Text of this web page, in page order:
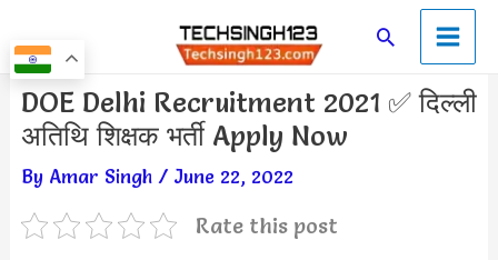
to
content
SearchMain
Menu
DOE Delhi Recruitment 2021 ✅ दिल्ली
अतिथि शिक्षक भर्ती Apply Now
By Amar Singh / June 22, 2022
Rate this post
Post
navigation